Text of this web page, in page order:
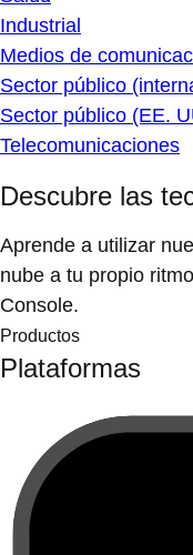
Industrial
Medios de
Sector público
Sector público (EE.
Telecomunicaciones
Descubre las
Aprende a utilizar
nube a tu propio
Console.
Productos
Plataformas